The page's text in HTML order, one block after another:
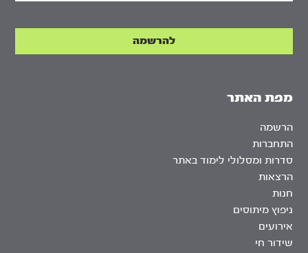
מפת האתר
הרשמה
התחברות
סדרות ומסלולי לימוד באתר
הרצאות
חנות
ניפוץ מיתוסים
אירועים
שידור חי